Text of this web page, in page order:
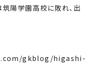
陽学園高校に敗れ、出
gkblog/higashi-